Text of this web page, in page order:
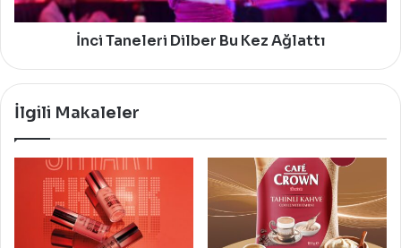
İnci Taneleri Dilber Bu Kez Ağlattı
İlgili Makaleler